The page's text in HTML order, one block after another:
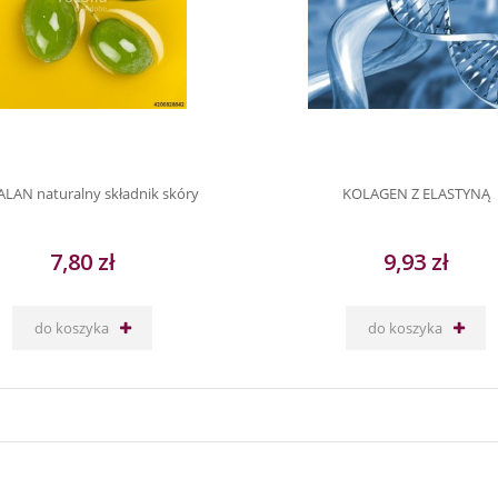
naturalny składnik skóry
7,80 zł
do koszyka
KOLAGEN Z ELASTYNĄ
9,93 zł
do koszyka